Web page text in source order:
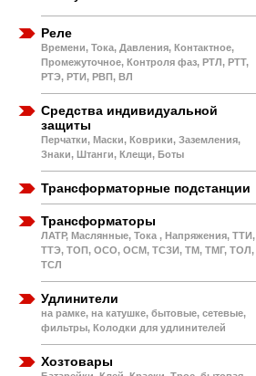
Реле
Времени, Тока, Давления, Контактное,
Промежуточное, Контроля фаз, РТЛ, РТТ,
РТЭ, РТИ, РВП, ВЛ
Средства индивидуальной
защиты
Перчатки, Маски, Коврики, Заземления,
Знаки, Штанги, Клещи, Боты
Трансформаторные подстанции
Трансформаторы
ЛАТР, Маслянные, Тока , Напряжения, ТТИ,
ТТЭ, ТОП, ОСО, ОСМ, ТСЗИ, ТМ, ТМГ, ТОЛ,
ТСЛ
Удлинители
на рамке, на катушке, бытовые, сетевые,
фильтры, Колодки для удлинителей
Хозтовары